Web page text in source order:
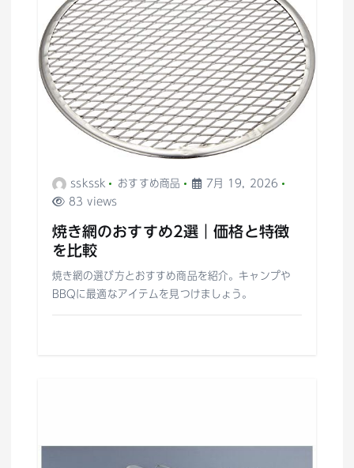
ン
sskssk おすすめ商品
7月 19, 2026
83 views
焼き網のおすすめ2選｜価格と特徴
を比較
焼き網の選び方とおすすめ商品を紹介。キャンプや
BBQに最適なアイテムを見つけましょう。